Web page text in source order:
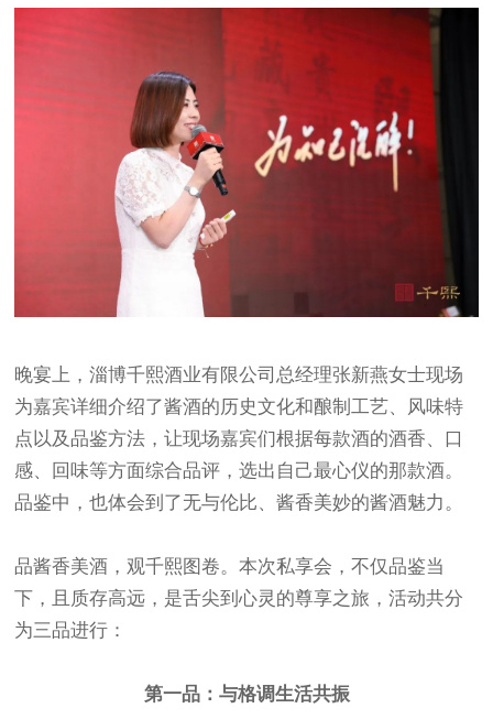
晚宴上，淄博千熙酒业有限公司总经理张新燕女士现场
为嘉宾详细介绍了酱酒的历史文化和酿制工艺、风味特
点以及品鉴方法，让现场嘉宾们根据每款酒的酒香、口
感、回味等方面综合品评，选出自己最心仪的那款酒。
品鉴中，也体会到了无与伦比、酱香美妙的酱酒魅力。
品酱香美酒，观千熙图卷。本次私享会，不仅品鉴当
下，且质存高远，是舌尖到心灵的尊享之旅，活动共分
为三品进行：
第一品：与格调生活共振